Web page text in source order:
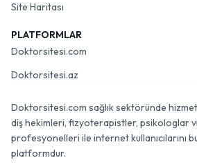
Site Haritası
PLATFORMLAR
Doktorsitesi.com
Doktorsitesi.az
Doktorsitesi.com sağlık sektöründe
diş hekimleri, fizyoterapistler, psikologlar
profesyonelleri ile internet kullanıcılarını
platformdur.